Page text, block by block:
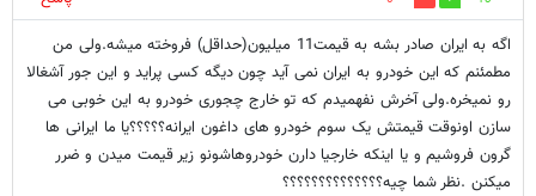
اگه به ایران صادر بشه به قیمت11 میلیون(حداقل) فروخته میشه.ولی من
مطمئنم که این خودرو به ایران نمی آید چون دیگه کسی پراید و این جور آشغالا
رو نمیخره.ولی آخرش نفهمیدم که تو خارج چجوری خودرو به این خوبی می
سازن اونوقت قیمتش یک سوم خودرو های داغون ایرانه؟؟؟؟؟یا ما ایرانی ها
گرون فروشیم و یا اینکه خارجیا دارن خودروهاشونو زیر قیمت میدن و ضرر
میکنن .نظر شما چیه؟؟؟؟؟؟؟؟؟؟؟؟؟؟